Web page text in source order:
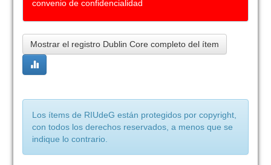
convenio de confidencialidad
Mostrar el registro Dublin Core completo del ítem
Los ítems de RIUdeG están protegidos por copyright,
con todos los derechos reservados, a menos que se
indique lo contrario.